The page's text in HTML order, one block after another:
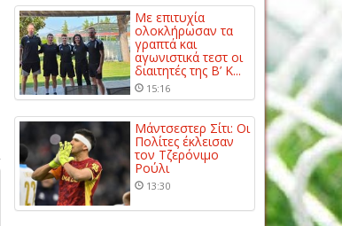
Με επιτυχία
ολοκλήρωσαν τα
γραπτά και
αγωνιστικά τεστ οι
διαιτητές της Β’ Κ...
15:16
Μάντσεστερ Σίτι: Οι
Πολίτες έκλεισαν
τον Τζερόνιμο
Ρούλι
13:30